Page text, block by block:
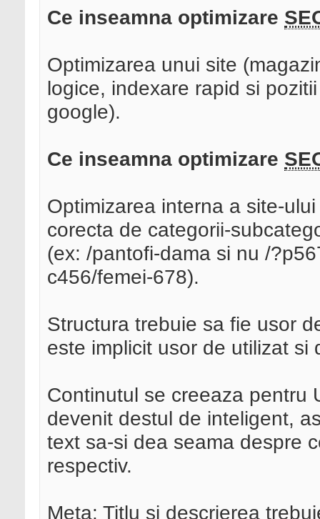
Ce inseamna optimizare
Optimizarea unui site
logice, indexare rapid si
google).
Ce inseamna optimizare
Optimizarea interna a site-
corecta de categorii-
(ex: /pantofi-dama si nu /
c456/femei-678).
Structura trebuie sa fie usor
este implicit usor de utilizat
Continutul se creeaza pentru
devenit destul de inteligent,
text sa-si dea seama despre
respectiv.
Meta: Titlu si descrierea